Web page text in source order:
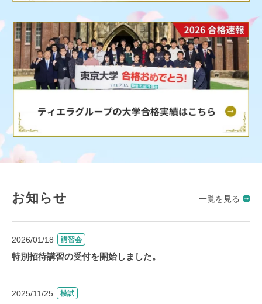
お知らせ 一覧を見る
2026/01/18 講習会
特別招待講習の受付を開始しました。
2025/11/25 模試